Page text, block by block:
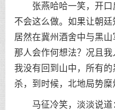
张燕哈哈一笑，开口
不会这么做。如果让朝
居然在冀州酒舍中与黑
那人会作何想法？况且
我没有回到山中，所有
杀，到时候，北地局势糜
马征冷笑，淡淡说道